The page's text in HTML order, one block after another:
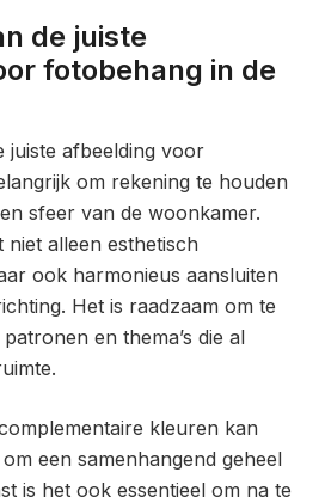
de juiste
fotobehang in de
juiste afbeelding voor
om rekening te houden
sfeer van de woonkamer.
niet alleen esthetisch
ook harmonieus aansluiten
Het is raadzaam om te
en thema’s die al
kleuren kan
een samenhangend geheel
is het ook essentieel om na te